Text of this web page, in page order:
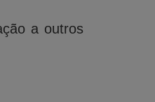
a outros